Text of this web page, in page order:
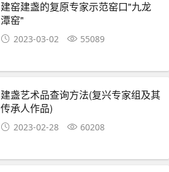
建窑建盏的复原专家示范窑口"九龙
潭窑"
2023-03-02 55089
建盏艺术品查询方法(复兴专家组及其
传承人作品)
2023-02-28 60208